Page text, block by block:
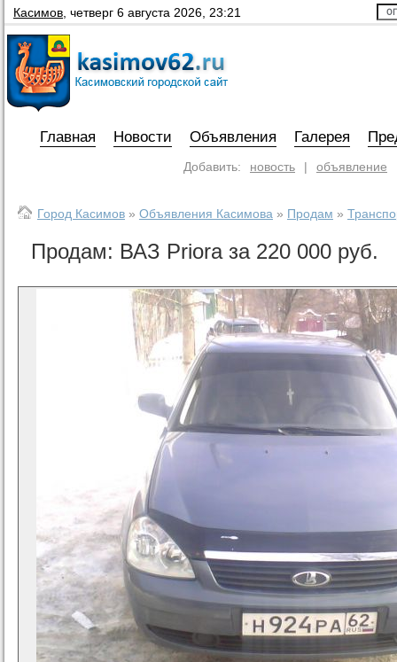
Касимов четверг 6 августа 2026, 23:21
Главная Новости Объявления Галерея
Добавить: новость | объявление
Город Касимов » Объявления Касимова » Продам »
Продам: ВАЗ Priora за 220 000 руб.